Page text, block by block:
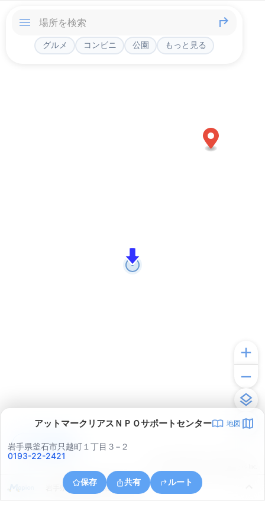
グルメ コンビニ 公園 もっと見る
アットマークリアスＮＰＯサポートセンター 地図
岩手県釜石市只越町１丁目３−２
0193-22-2421
保存 共有 ルート
岩手県釜石市釜石第１５地割
アプリで見る